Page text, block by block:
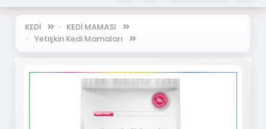
KEDİ
KEDİ MAMASI
Yetişkin Kedi Mamaları